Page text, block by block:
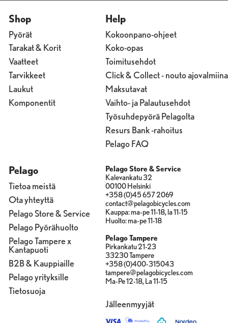
Shop
Pyörät
Tarakat & Korit
Vaatteet
Tarvikkeet
Laukut
Komponentit
Help
Kokoonpano-ohjeet
Koko-opas
Toimitusehdot
Click & Collect - nouto ajovalmiina
Maksutavat
Vaihto- ja Palautusehdot
Työsuhdepyörä Pelagolta
Resurs Bank -rahoitus
Pelago FAQ
Pelago
Tietoa meistä
Ota yhteyttä
Pelago Store & Service
Pelago Pyörähuolto
Pelago Tampere x
Kantapuoti
B2B & Kauppiaille
Pelago yrityksille
Tietosuoja
Pelago Store & Service
Kalevankatu 32
00100 Helsinki
+358 (0)45 657 2069
contact@pelagobicycles.com
Kauppa: ma-pe 11-18, la 11-15
Huolto: ma-pe 11-18
Pelago Tampere
Pirkankatu 21-23
33230 Tampere
+358 (0)400-315043
tampere@pelagobicycles.com
Ma-Pe 12-18, La 11-15
Jälleenmyyjät